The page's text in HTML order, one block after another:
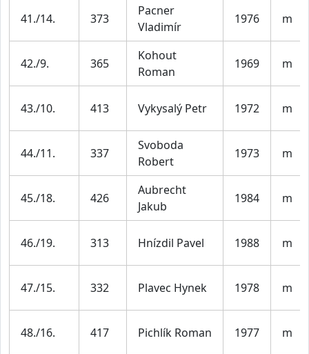
41./14. 373
Pacner
Vladimír
1976 m
42./9. 365
Kohout
Roman
1969 m
43./10. 413 Vykysalý Petr 1972 m
44./11. 337
Svoboda
Robert
1973 m
45./18. 426
Aubrecht
Jakub
1984 m
46./19. 313 Hnízdil Pavel 1988 m
47./15. 332 Plavec Hynek 1978 m
48./16. 417 Pichlík Roman 1977 m